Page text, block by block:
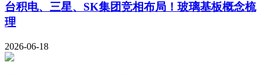
台积电、三星、SK集团竞相布局！玻璃基板概念梳
理
2026-06-18